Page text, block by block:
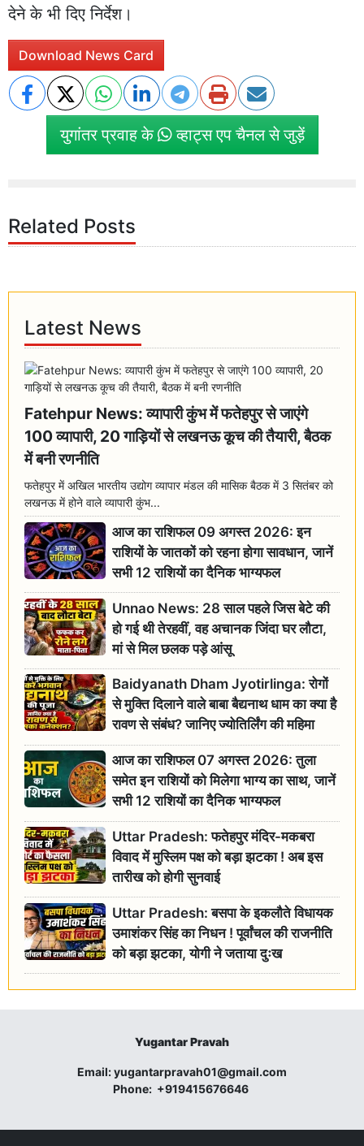
देने के भी दिए निर्देश।
Download News Card
युगांतर प्रवाह के व्हाट्स एप चैनल से जुड़ें
Related Posts
Latest News
Fatehpur News: व्यापारी कुंभ में फतेहपुर से जाएंगे
100 व्यापारी, 20 गाड़ियों से लखनऊ कूच की तैयारी, बैठक
में बनी रणनीति
फतेहपुर में अखिल भारतीय उद्योग व्यापार मंडल की मासिक बैठक में 3 सितंबर को
लखनऊ में होने वाले व्यापारी कुंभ...
आज का राशिफल 09 अगस्त 2026: इन
राशियों के जातकों को रहना होगा सावधान, जानें
सभी 12 राशियों का दैनिक भाग्यफल
Unnao News: 28 साल पहले जिस बेटे की
हो गई थी तेरहवीं, वह अचानक जिंदा घर लौटा,
मां से मिल छलक पड़े आंसू
Baidyanath Dham Jyotirlinga: रोगों
से मुक्ति दिलाने वाले बाबा बैद्यनाथ धाम का क्या है
रावण से संबंध? जानिए ज्योतिर्लिंग की महिमा
आज का राशिफल 07 अगस्त 2026: तुला
समेत इन राशियों को मिलेगा भाग्य का साथ, जानें
सभी 12 राशियों का दैनिक भाग्यफल
Uttar Pradesh: फतेहपुर मंदिर-मकबरा
विवाद में मुस्लिम पक्ष को बड़ा झटका ! अब इस
तारीख को होगी सुनवाई
Uttar Pradesh: बसपा के इकलौते विधायक
उमाशंकर सिंह का निधन ! पूर्वांचल की राजनीति
को बड़ा झटका, योगी ने जताया दुःख
Yugantar Pravah
Email:yugantarpravah01@gmail.com
Phone: +919415676646